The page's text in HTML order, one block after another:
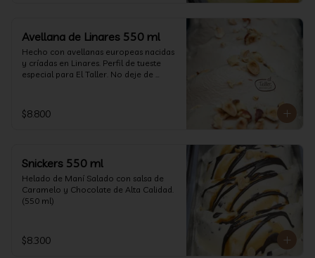
Avellana de Linares 550 ml
Hecho con avellanas europeas nacidas
y críadas en Linares. Perfil de tueste
especial para El Taller. No deje de
$8.800
Snickers 550 ml
Helado de Maní Salado con salsa de
Caramelo y Chocolate de Alta Calidad.
(550 ml)
$8.300